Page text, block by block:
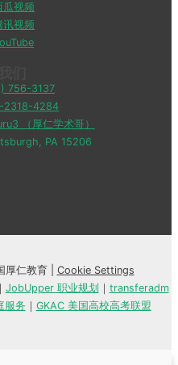
瓜视频
讯视频
756-3137
2318-4284
（厚仁学术哥）
PA 15206
仁教育 | Cookie Settings
JobUpper 职业规划 ｜ transferadm
服务 ｜ GKAC 美国高校高考联盟